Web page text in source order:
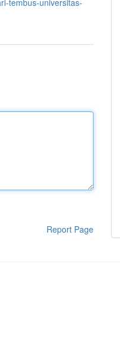
tembus-universitas-
Report Page